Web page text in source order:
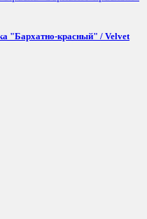
"Бархатно-красный" / Velvet